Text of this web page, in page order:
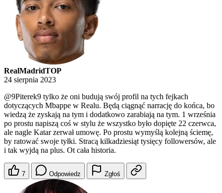
RealMadridTOP
24 sierpnia 2023
@9Piterek9 tylko że oni budują swój profil na tych fejkach
dotyczących Mbappe w Realu. Będą ciągnąć narrację do końca, bo
wiedzą że zyskają na tym i dodatkowo zarabiają na tym. 1 września
po prostu napiszą coś w stylu że wszystko było dopięte 22 czerwca,
ale nagle Katar zerwał umowę. Po prostu wymyślą kolejną ściemę,
by ratować swoje tyłki. Stracą kilkadziesiąt tysięcy followersów, ale
i tak wyjdą na plus. Ot cała historia.
7 Odpowiedz Zgłoś